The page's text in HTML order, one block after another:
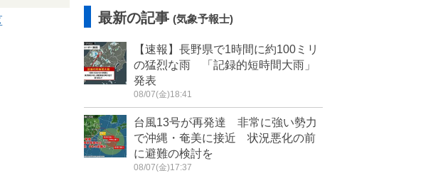
最新の記事 (気象予報士)
【速報】長野県で1時間に約100ミリ
の猛烈な雨 「記録的短時間大雨」
発表
08/07(金)18:41
台風13号が再発達 非常に強い勢力
で沖縄・奄美に接近 状況悪化の前
に避難の検討を
08/07(金)17:37